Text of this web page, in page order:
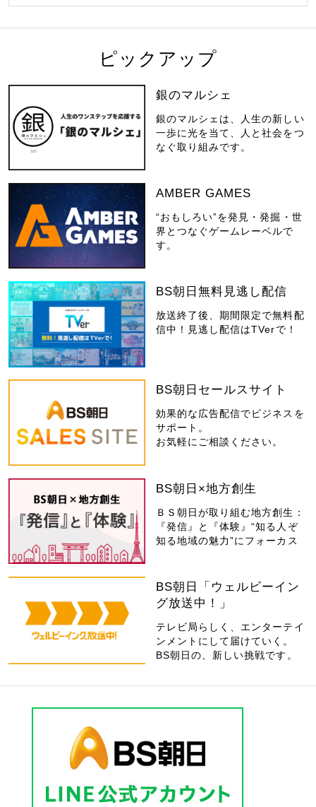
ピックアップ
銀のマルシェ
銀のマルシェは、人生の新しい
一歩に光を当て、人と社会をつ
なぐ取り組みです。
AMBER GAMES
“おもしろい”を発見・発掘・世
界とつなぐゲームレーベルで
す。
BS朝日無料見逃し配信
放送終了後、期間限定で無料配
信中！見逃し配信はTVerで！
BS朝日セールスサイト
効果的な広告配信でビジネスを
サポート。
お気軽にご相談ください。
BS朝日×地方創生
ＢＳ朝日が取り組む地方創生：
『発信』と『体験』“知る人ぞ
知る地域の魅力”にフォーカス
BS朝日「ウェルビーイン
グ放送中！」
テレビ局らしく、エンターテイ
ンメントにして届けていく。
BS朝日の、新しい挑戦です。